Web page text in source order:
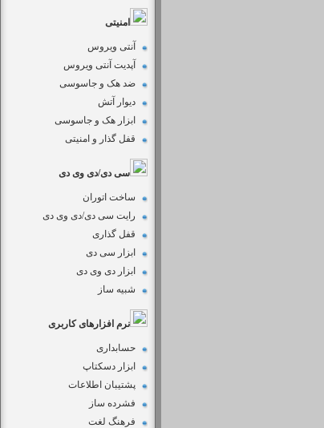
امنیتی
آنتی ویروس
آپدیت آنتی ویروس
ضد هک و جاسوسی
دیوار آتش
ابزار هک و جاسوسی
قفل گذار و امنیتی
سی دی/دی وی دی
ساخت اتوران
رایت سی دی/دی وی دی
قفل گذاری
ابزار سی دی
ابزار دی وی دی
شبیه ساز
نرم افزارهای کاربری
حسابداری
ابزار دسکتاپ
پشتیبان اطلاعات
فشرده ساز
فرهنگ لغت